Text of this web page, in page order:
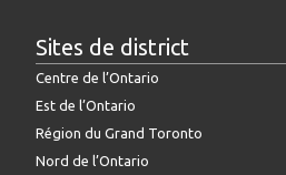
Sites de district
Centre de l’Ontario
Est de l’Ontario
Région du Grand Toronto
Nord de l’Ontario